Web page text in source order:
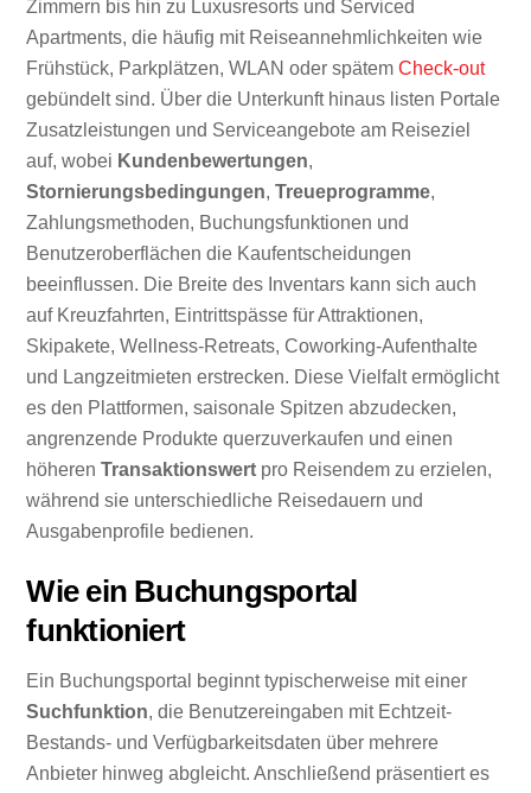
Zimmern bis hin zu Luxusresorts und Serviced
Apartments, die häufig mit Reiseannehmlichkeiten wie
Frühstück, Parkplätzen, WLAN oder spätemCheck-out
gebündelt sind. Über die Unterkunft hinaus listen Portale
Zusatzleistungen und Serviceangebote am Reiseziel
auf, wobei Kundenbewertungen,
Stornierungsbedingungen,Treueprogramme,
Zahlungsmethoden, Buchungsfunktionen und
Benutzeroberflächen die Kaufentscheidungen
beeinflussen. Die Breite des Inventars kann sich auch
auf Kreuzfahrten, Eintrittspässe für Attraktionen,
Skipakete, Wellness-Retreats, Coworking-Aufenthalte
und Langzeitmieten erstrecken. Diese Vielfalt ermöglicht
es den Plattformen, saisonale Spitzen abzudecken,
angrenzende Produkte querzuverkaufen und einen
höherenTransaktionswert pro Reisendem zu erzielen,
während sie unterschiedliche Reisedauern und
Ausgabenprofile bedienen.
Wie ein Buchungsportal
funktioniert
Ein Buchungsportal beginnt typischerweise mit einer
Suchfunktion, die Benutzereingaben mit Echtzeit-
Bestands- und Verfügbarkeitsdaten über mehrere
Anbieter hinweg abgleicht. Anschließend präsentiert es